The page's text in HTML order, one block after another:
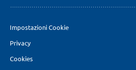
Impostazioni Cookie
Privacy
Cookies